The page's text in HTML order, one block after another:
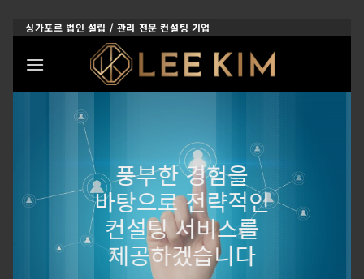
Skip
content
싱가포르 법인 설립 / 관리 전문 컨설팅 기업
풍부한 경험을
바탕으로 전략적인
컨설팅 서비스를
제공하겠습니다